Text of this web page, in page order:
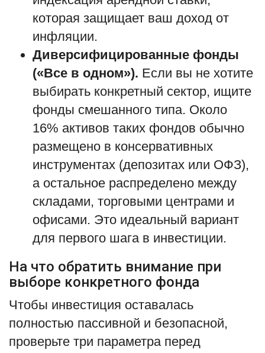
которая защищает ваш доход от
инфляции.
Диверсифицированные фонды
(«Все в одном»). Если вы не хотите
выбирать конкретный сектор, ищите
фонды смешанного типа. Около
16% активов таких фондов обычно
размещено в консервативных
инструментах (депозитах или ОФЗ),
а остальное распределено между
складами, торговыми центрами и
офисами. Это идеальный вариант
для первого шага в инвестиции.
На что обратить внимание при
выборе конкретного фонда
Чтобы инвестиция оставалась
полностью пассивной и безопасной,
проверьте три параметра перед